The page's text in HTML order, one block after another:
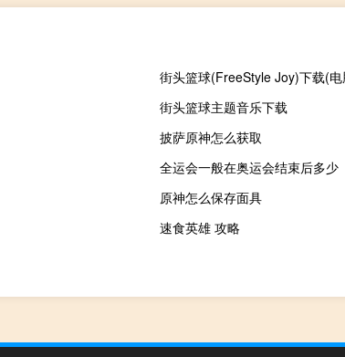
街头篮球(FreeStyle Joy)下载(
街头篮球主题音乐下载
披萨原神怎么获取
全运会一般在奥运会结束后多少
原神怎么保存面具
速食英雄 攻略